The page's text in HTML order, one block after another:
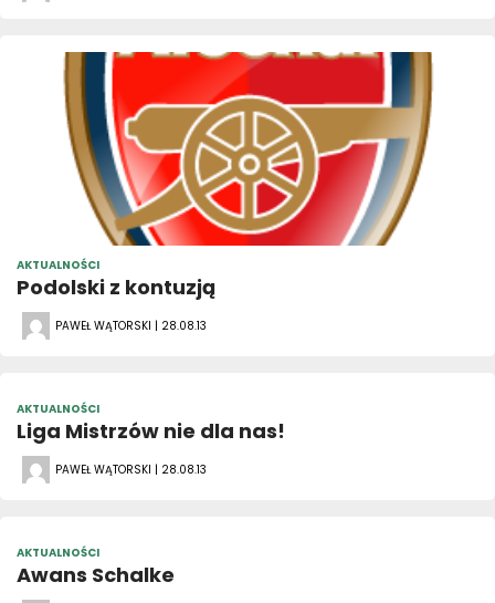
AKTUALNOŚCI
Podolski z kontuzją
PAWEŁ WĄTORSKI | 28.08.13
AKTUALNOŚCI
Liga Mistrzów nie dla nas!
PAWEŁ WĄTORSKI | 28.08.13
AKTUALNOŚCI
Awans Schalke